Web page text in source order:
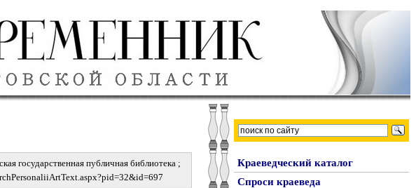
государственная публичная библиотека ;
Краеведческий каталог
Спроси краеведа